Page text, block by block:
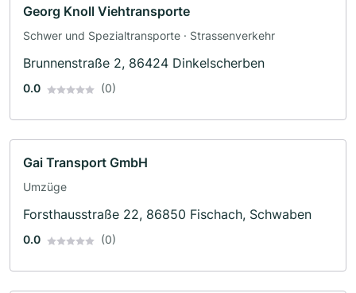
Georg Knoll Viehtransporte
Schwer und Spezialtransporte · Strassenverkehr
Brunnenstraße 2, 86424 Dinkelscherben
0.0 (0)
Gai Transport GmbH
Umzüge
Forsthausstraße 22, 86850 Fischach, Schwaben
0.0 (0)